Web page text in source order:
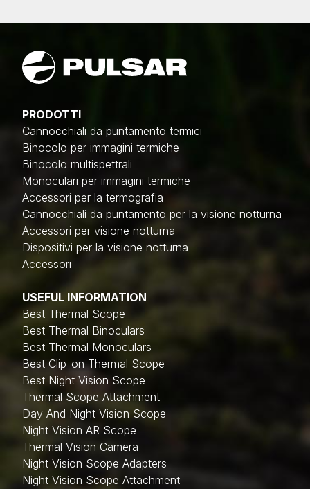
PRODOTTI
Cannocchiali da puntamento termici
Binocolo per immagini termiche
Binocolo multispettrali
Monoculari per immagini termiche
Accessori per la termografia
Cannocchiali da puntamento per la visione notturna
Accessori per visione notturna
Dispositivi per la visione notturna
Accessori
USEFUL INFORMATION
Best Thermal Scope
Best Thermal Binoculars
Best Thermal Monoculars
Best Clip-on Thermal Scope
Best Night Vision Scope
Thermal Scope Attachment
Day And Night Vision Scope
Night Vision AR Scope
Thermal Vision Camera
Night Vision Scope Adapters
Night Vision Scope Attachment